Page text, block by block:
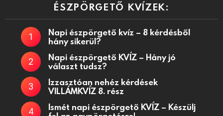
ÉSZPÖRGETŐ KVÍZEK:
Napi észpörgető kvíz – 8 kérdésből
hány sikerül?
Napi észpörgető KVÍZ – Hány jó
választ tudsz?
Izzasztóan nehéz kérdések
VILLÁMKVÍZ 8. rész
Ismét napi észpörgető KVÍZ – Készülj